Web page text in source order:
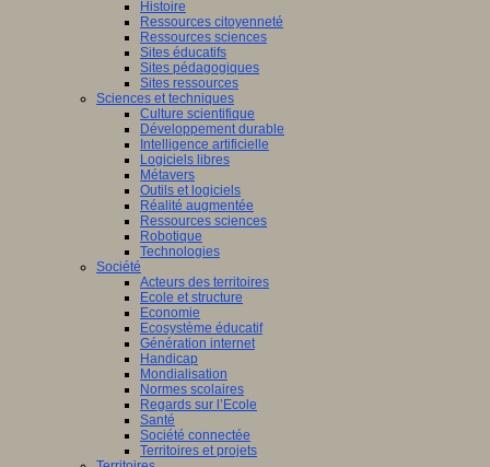
Histoire
Ressources citoyenneté
Ressources sciences
Sites éducatifs
Sites pédagogiques
Sites ressources
Sciences et techniques
Culture scientifique
Développement durable
Intelligence artificielle
Logiciels libres
Métavers
Outils et logiciels
Réalité augmentée
Ressources sciences
Robotique
Technologies
Société
Acteurs des territoires
Ecole et structure
Economie
Ecosystème éducatif
Génération internet
Handicap
Mondialisation
Normes scolaires
Regards sur l’Ecole
Santé
Société connectée
Territoires et projets